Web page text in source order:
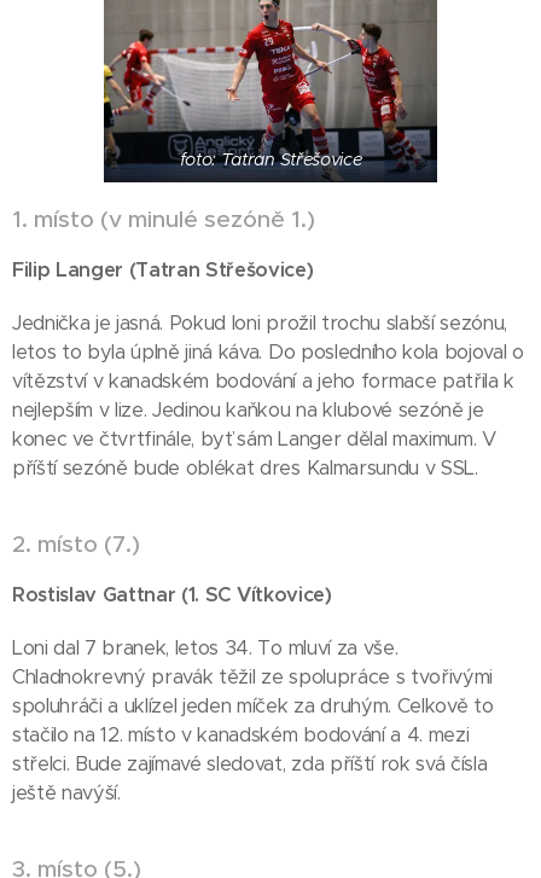
foto: Tatran Střešovice
1. místo (v minulé sezóně 1.)
Filip Langer (Tatran Střešovice)
Jednička je jasná. Pokud loni prožil trochu slabší sezónu,
letos to byla úplně jiná káva. Do posledního kola bojoval o
vítězství v kanadském bodování a jeho formace patřila k
nejlepším v lize. Jedinou kaňkou na klubové sezóně je
konec ve čtvrtfinále, byť sám Langer dělal maximum. V
příští sezóně bude oblékat dres Kalmarsundu v SSL.
2. místo (7.)
Rostislav Gattnar (1. SC Vítkovice)
Loni dal 7 branek, letos 34. To mluví za vše.
Chladnokrevný pravák těžil ze spolupráce s tvořivými
spoluhráči a uklízel jeden míček za druhým. Celkově to
stačilo na 12. místo v kanadském bodování a 4. mezi
střelci. Bude zajímavé sledovat, zda příští rok svá čísla
ještě navýší.
3. místo (5.)